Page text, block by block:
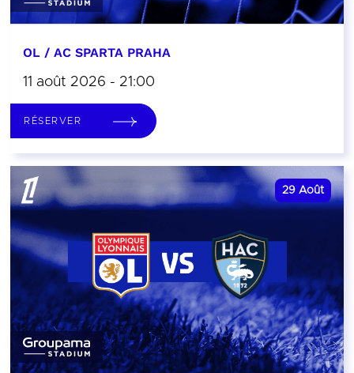
OL / AC SPARTA PRAHA
11 août 2026 - 21:00
RÉSERVER
29 Août